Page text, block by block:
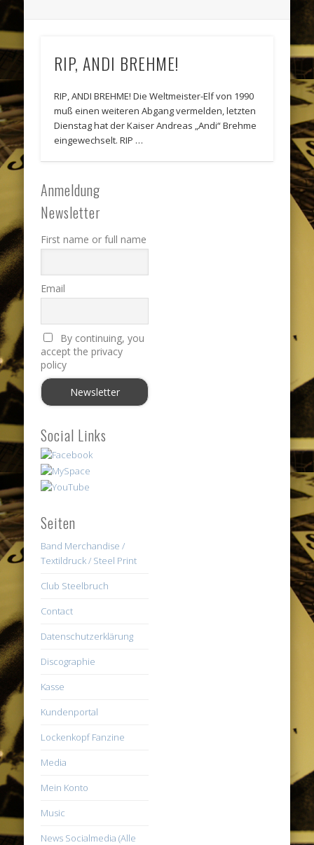
RIP, ANDI BREHME!
RIP, ANDI BREHME! Die Weltmeister-Elf von 1990
muß einen weiteren Abgang vermelden, letzten
Dienstag hat der Kaiser Andreas „Andi“ Brehme
eingewechselt. RIP …
Anmeldung
Newsletter
First name or full name
Email
By continuing, you
accept the privacy
policy
Social Links
Seiten
Band Merchandise /
Textildruck / Steel Print
Club Steelbruch
Contact
Datenschutzerklärung
Discographie
Kasse
Kundenportal
Lockenkopf Fanzine
Media
Mein Konto
Music
News Socialmedia (Alle